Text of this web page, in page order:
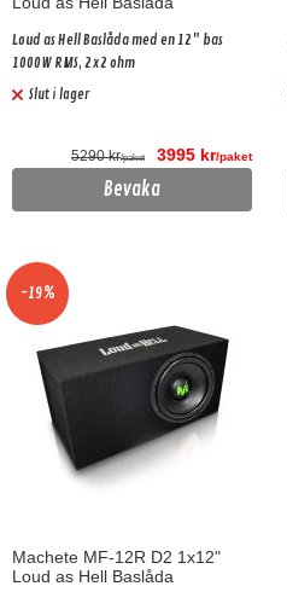
Loud as Hell Baslåda med en 12" bas
1000W RMS, 2x2 ohm
Slut i lager
5290 kr/paket 3995 kr/paket
Bevaka
-19%
Machete MF-12R D2 1x12"
Loud as Hell Baslåda